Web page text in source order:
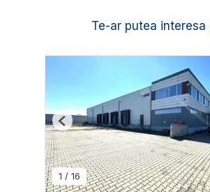
Te-ar putea interesa
1 / 16
Previous